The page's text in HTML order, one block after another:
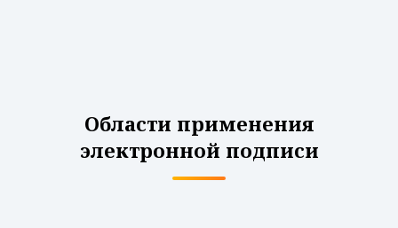
Области применения
электронной подписи